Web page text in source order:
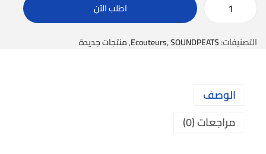
اطلب الآن
التصنيفات: Ecouteurs,SOUNDPEATS
,منتجات جديدة
الوصف
مراجعات (0)